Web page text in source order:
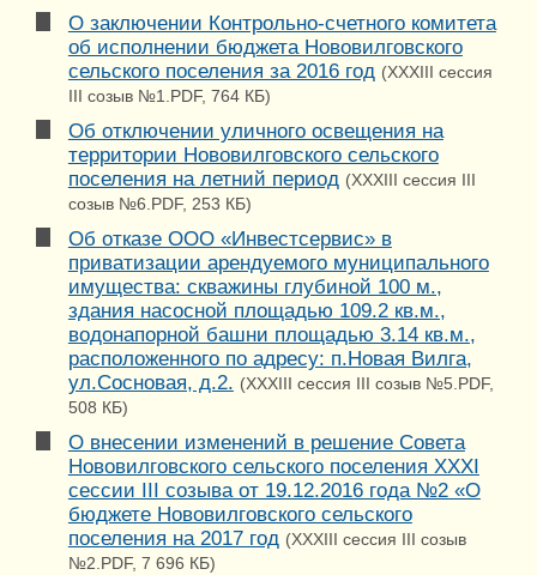
О заключении Контрольно-счетного комитета
об исполнении бюджета Нововилговского
сельского поселения за 2016 год (XXXIII сессия
III созыв №1.PDF, 764 КБ)
Об отключении уличного освещения на
территории Нововилговского сельского
поселения на летний период (XXXIII сессия III
созыв №6.PDF, 253 КБ)
Об отказе ООО «Инвестсервис» в
приватизации арендуемого муниципального
имущества: скважины глубиной 100 м.,
здания насосной площадью 109.2 кв.м.,
водонапорной башни площадью 3.14 кв.м.,
расположенного по адресу: п.Новая Вилга,
ул.Сосновая, д.2. (XXXIII сессия III созыв №5.PDF,
508 КБ)
О внесении изменений в решение Совета
Нововилговского сельского поселения XXXI
сессии III созыва от 19.12.2016 года №2 «О
бюджете Нововилговского сельского
поселения на 2017 год (XXXIII сессия III созыв
№2.PDF, 7 696 КБ)